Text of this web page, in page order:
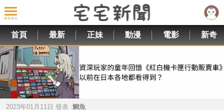
首頁 最新 正妹 動漫 電影 新奇
2023年01月11日 發表 :鯛魚